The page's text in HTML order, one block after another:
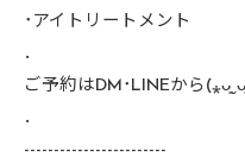
･アイトリートメント
．
ご予約はDM･LINEから
．
------------------------